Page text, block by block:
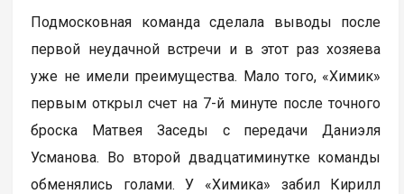
Подмосковная команда сделала выводы после
первой неудачной встречи и в этот раз хозяева
уже не имели преимущества. Мало того, «Химик»
первым открыл счет на 7-й минуте после точного
броска Матвея Заседы с передачи Даниэля
Усманова. Во второй двадцатиминутке команды
обменялись голами. У «Химика» забил Кирилл